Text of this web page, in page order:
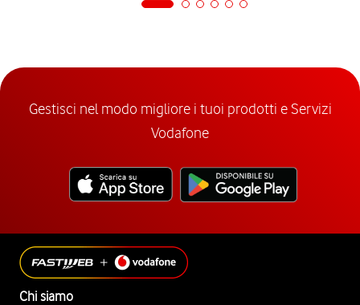
Gestisci nel modo migliore i tuoi prodotti e Servizi
Vodafone
Chi siamo